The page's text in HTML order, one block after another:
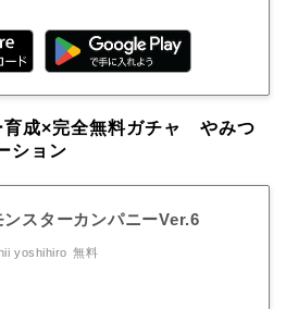
育成×完全無料ガチャ やみつ
ション
ンスターカンパニーVer.6
yoshihiro 無料